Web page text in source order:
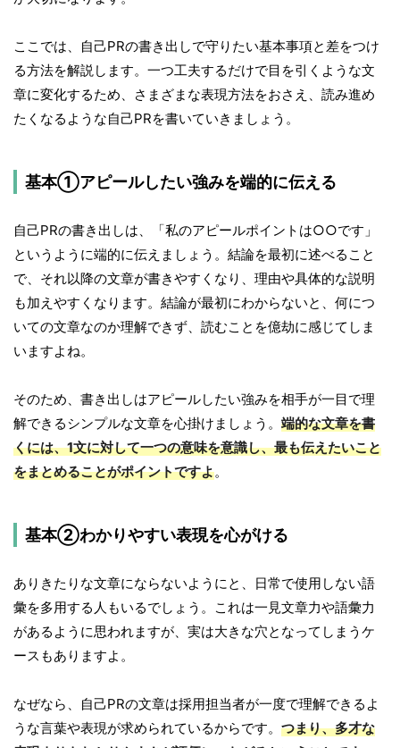
ここでは、自己PRの書き出しで守りたい基本事項と差をつけ
る方法を解説します。一つ工夫するだけで目を引くような文
章に変化するため、さまざまな表現方法をおさえ、読み進め
たくなるような自己PRを書いていきましょう。
基本①アピールしたい強みを端的に伝える
自己PRの書き出しは、「私のアピールポイントは○○です」
というように端的に伝えましょう。結論を最初に述べること
で、それ以降の文章が書きやすくなり、理由や具体的な説明
も加えやすくなります。結論が最初にわからないと、何につ
いての文章なのか理解できず、読むことを億劫に感じてしま
いますよね。
そのため、書き出しはアピールしたい強みを相手が一目で理
解できるシンプルな文章を心掛けましょう。 端的な文章を書
くには、1文に対して一つの意味を意識し、最も伝えたいこと
をまとめることがポイントですよ。
基本②わかりやすい表現を心がける
ありきたりな文章にならないようにと、日常で使用しない語
彙を多用する人もいるでしょう。これは一見文章力や語彙力
があるように思われますが、実は大きな穴となってしまうケ
ースもありますよ。
なぜなら、自己PRの文章は採用担当者が一度で理解できるよ
うな言葉や表現が求められているからです。 つまり、多才な